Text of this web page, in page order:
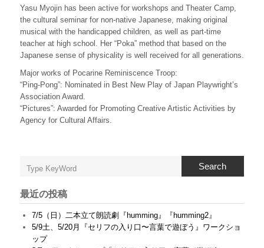
Yasu Myojin has been active for workshops and Theater Camp,
the cultural seminar for non-native Japanese, making original
musical with the handicapped children, as well as part-time
teacher at high school. Her “Poka” method that based on the
Japanese sense of physicality is well received for all generations.
Major works of Pocarine Reminiscence Troop:
“Ping-Pong”: Nominated in Best New Play of Japan Playwright’s
Association Award.
“Pictures”: Awarded for Promoting Creative Artistic Activities by
Agency for Cultural Affairs.
Search
最近の投稿
7/5（日）二本立て朗読劇『humming』『humming2』
5/9土、5/20月『セリフの入り口〜言葉で遊ぼう』ワークショ
ップ